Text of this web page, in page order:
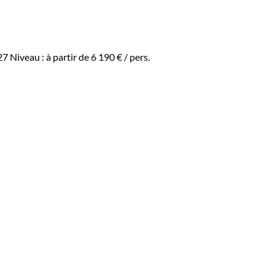
les goûts.
expérience de voyage
Square.
Niveau : à partir de6 190 € / pers.